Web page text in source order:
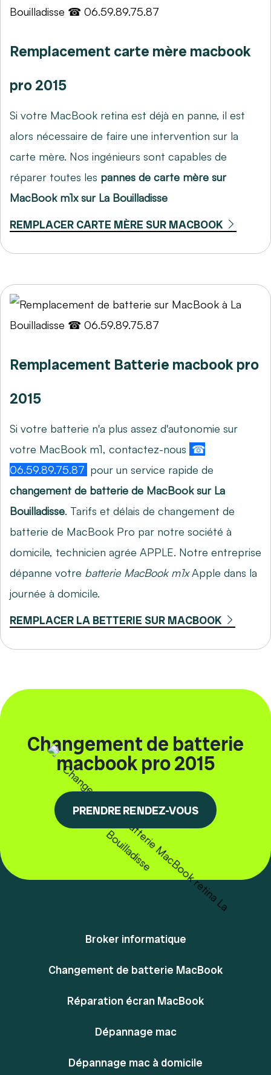
Remplacement carte mère macbook
pro 2015
Si votre MacBook retina est déjà en panne, il est
alors nécessaire de faire une intervention sur la
carte mère. Nos ingénieurs sont capables de
réparer toutes les pannes de carte mère sur
MacBook m1x sur La Bouilladisse
REMPLACER CARTE MÈRE SUR MACBOOK
Remplacement Batterie macbook pro
2015
Si votre batterie n'a plus assez d'autonomie sur
votre MacBook m1, contactez-nous ☎
06.59.89.75.87 pour un service rapide de
changement de batterie de MacBook sur La
Bouilladisse. Tarifs et délais de changement de
batterie de MacBook Pro par notre société à
domicile, technicien agrée APPLE. Notre entreprise
dépanne votre batterie MacBook m1xApple dans la
journée à domicile.
REMPLACER LA BETTERIE SUR MACBOOK
Changement de batterie
macbook pro 2015
PRENDRE RENDEZ-VOUS
Broker informatique
Changement de batterie MacBook
Réparation écran MacBook
Dépannage mac
Dépannage mac à domicile